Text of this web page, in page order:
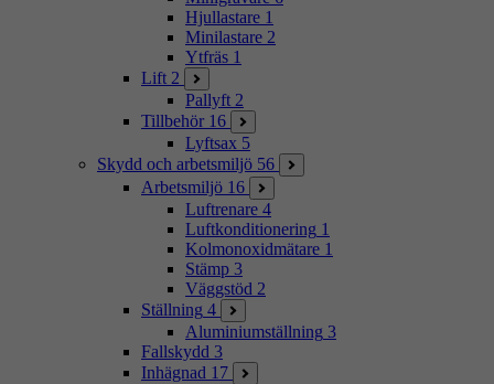
Hjullastare 1
Minilastare 2
Ytfräs 1
Lift 2
Pallyft 2
Tillbehör 16
Lyftsax 5
Skydd och arbetsmiljö 56
Arbetsmiljö 16
Luftrenare 4
Luftkonditionering 1
Kolmonoxidmätare 1
Stämp 3
Väggstöd 2
Ställning 4
Aluminiumställning 3
Fallskydd 3
Inhägnad 17